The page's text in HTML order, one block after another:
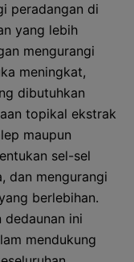
peradangan di
yang lebih
mengurangi
meningkat,
dibutuhkan
topikal ekstrak
maupun
sel-sel
dan mengurangi
berlebihan.
ini
mendukung